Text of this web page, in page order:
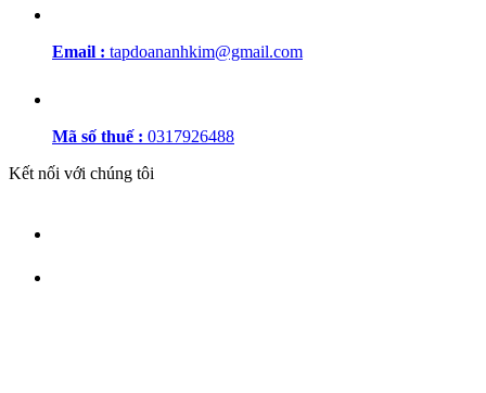
Email : tapdoananhkim@gmail.com
Mã số thuế : 0317926488
Kết nối với chúng tôi